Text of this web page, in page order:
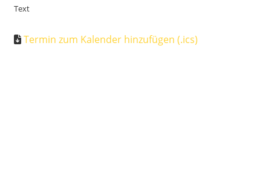
Text
Termin zum Kalender hinzufügen (.ics)